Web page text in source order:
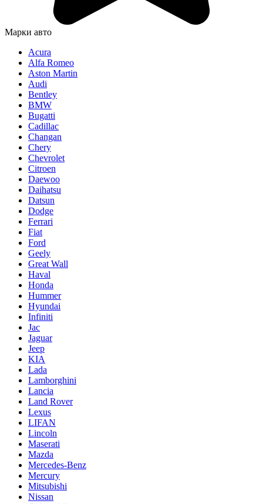
Марки авто
Acura
Alfa Romeo
Aston Martin
Audi
Bentley
BMW
Bugatti
Cadillac
Changan
Chery
Chevrolet
Citroen
Daewoo
Daihatsu
Datsun
Dodge
Ferrari
Fiat
Ford
Geely
Great Wall
Haval
Honda
Hummer
Hyundai
Infiniti
Jac
Jaguar
Jeep
KIA
Lada
Lamborghini
Lancia
Land Rover
Lexus
LIFAN
Lincoln
Maserati
Mazda
Mercedes-Benz
Mercury
Mitsubishi
Nissan